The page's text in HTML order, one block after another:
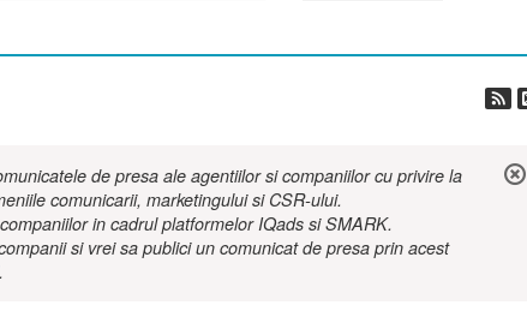
de presa ale agentiilor si companiilor cu privire la
comunicarii, marketingului si CSR-ului.
in cadrul platformelor IQads si SMARK.
si vrei sa publici un comunicat de presa prin acest
.